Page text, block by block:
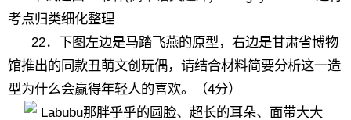
考点归类细化整理
22．下图左边是马踏飞燕的原型，右边是甘肃省博物
馆推出的同款丑萌文创玩偶，请结合材料简要分析这一造
型为什么会赢得年轻人的喜欢。（4分）